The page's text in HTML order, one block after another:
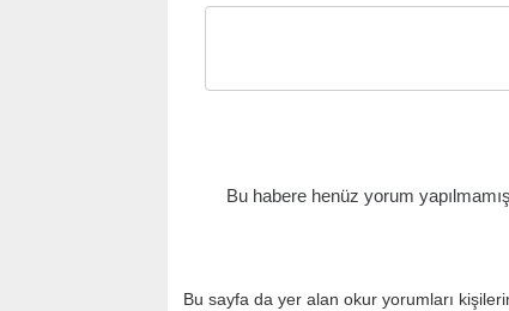
Bu habere henüz yorum
Bu sayfa da yer alan okur yorumları